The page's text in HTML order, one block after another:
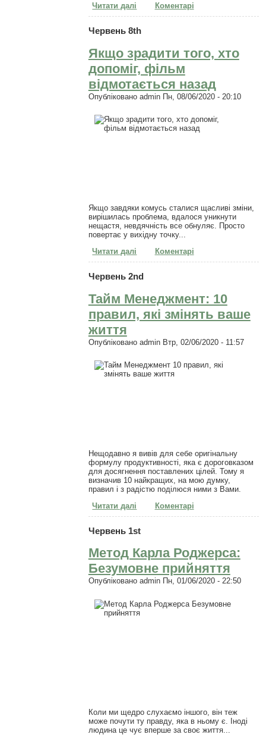
Читати далі про Як збільшити свої доходи:
правило 20 хвилин
Коментарі
Червень 8th
Якщо зрадити того, хто
допоміг, фільм
відмотається назад
Опубліковано adminПн, 08/06/2020 - 20:10
Якщо завдяки комусь сталися щасливі зміни,
вирішилась проблема, вдалося уникнути
нещастя, невдячність все обнуляє. Просто
повертає у вихідну точку...
Читати далі про Якщо зрадити того, хто
допоміг, фільм відмотається
Коментарі
Червень 2nd
Тайм Менеджмент: 10
правил, які змінять ваше
життя
Опубліковано adminВтр, 02/06/2020 - 11:57
Нещодавно я вивів для себе оригінальну
формулу продуктивності, яка є дороговказом
для досягнення поставлених цілей. Тому я
визначив 10 найкращих, на мою думку,
правил і з радістю поділюся ними з Вами.
Читати далі про Тайм Менеджмент: 10
правил, які змінять ваше життя
Коментарі
Червень 1st
Метод Карла Роджерса:
Безумовне прийняття
Опубліковано adminПн, 01/06/2020 - 22:50
Коли ми щедро слухаємо іншого, він теж
може почути ту правду, яка в ньому є. Іноді
людина це чує вперше за своє життя...